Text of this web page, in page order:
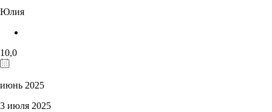
Юлия
10,0
июнь 2025
3 июля 2025